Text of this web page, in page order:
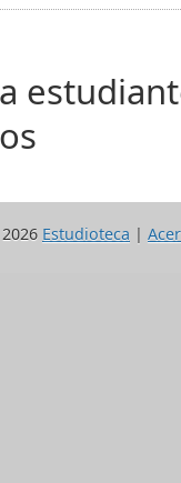
2026 Estudioteca |